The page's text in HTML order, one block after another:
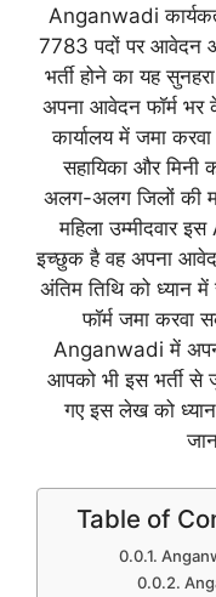
Anganwadi
7783 पदों पर आवेदन
भर्ती होने का यह
अपना आवेदन फॉर्म भर
कार्यालय में जमा
सहायिका और मिनी
अलग-अलग जिलों की
महिला उम्मीदवार
इच्छुक है वह अपना
अंतिम तिथि को ध्यान
फॉर्म जमा करवा
Anganwadi में
आपको भी इस भर्ती से
गए इस लेख को
Table of